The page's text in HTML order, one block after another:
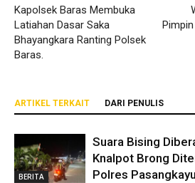
Kapolsek Baras Membuka
Latiahan Dasar Saka
Bhayangkara Ranting Polsek
Baras.
ARTIKEL TERKAIT DARI PENULIS
BERITA
Suara Bising
Knalpot Brong
Polres Pasangkayu